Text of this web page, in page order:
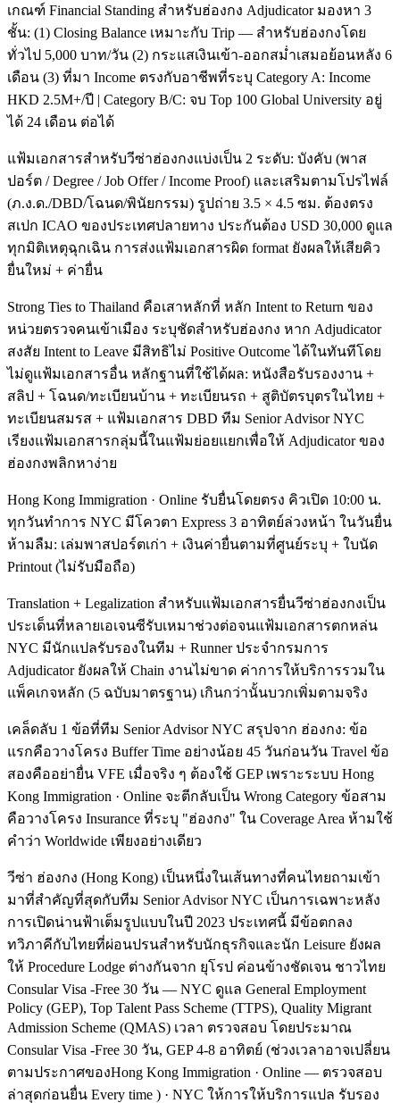
เกณฑ์ Financial Standing สำหรับฮ่องกง Adjudicator มองหา 3
ชั้น: (1) Closing Balance เหมาะกับ Trip — สำหรับฮ่องกงโดย
ทั่วไป 5,000 บาท/วัน (2) กระแสเงินเข้า-ออกสม่ำเสมอย้อนหลัง 6
เดือน (3) ที่มา Income ตรงกับอาชีพที่ระบุ Category A: Income
HKD 2.5M+/ปี | Category B/C: จบ Top 100 Global University อยู่
ได้ 24 เดือน ต่อได้
แฟ้มเอกสารสำหรับวีซ่าฮ่องกงแบ่งเป็น 2 ระดับ: บังคับ (พาส
ปอร์ต / Degree / Job Offer / Income Proof) และเสริมตามโปรไฟล์
(ภ.ง.ด./DBD/โฉนด/พินัยกรรม) รูปถ่าย 3.5 × 4.5 ซม. ต้องตรง
สเปก ICAO ของประเทศปลายทาง ประกันต้อง USD 30,000 ดูแล
ทุกมิติเหตุฉุกเฉิน การส่งแฟ้มเอกสารผิด format ยังผลให้เสียคิว
ยื่นใหม่ + ค่ายื่น
Strong Ties to Thailand คือเสาหลักที่ หลัก Intent to Return ของ
หน่วยตรวจคนเข้าเมือง ระบุชัดสำหรับฮ่องกง หาก Adjudicator
สงสัย Intent to Leave มีสิทธิไม่ Positive Outcome ได้ในทันทีโดย
ไม่ดูแฟ้มเอกสารอื่น หลักฐานที่ใช้ได้ผล: หนังสือรับรองงาน +
สลิป + โฉนด/ทะเบียนบ้าน + ทะเบียนรถ + สูติบัตรบุตรในไทย +
ทะเบียนสมรส + แฟ้มเอกสาร DBD ทีม Senior Advisor NYC
เรียงแฟ้มเอกสารกลุ่มนี้ในแฟ้มย่อยแยกเพื่อให้ Adjudicator ของ
ฮ่องกงพลิกหาง่าย
Hong Kong Immigration · Online รับยื่นโดยตรง คิวเปิด 10:00 น.
ทุกวันทำการ NYC มีโควตา Express 3 อาทิตย์ล่วงหน้า ในวันยื่น
ห้ามลืม: เล่มพาสปอร์ตเก่า + เงินค่ายื่นตามที่ศูนย์ระบุ + ใบนัด
Printout (ไม่รับมือถือ)
Translation + Legalization สำหรับแฟ้มเอกสารยื่นวีซ่าฮ่องกงเป็น
ประเด็นที่หลายเอเจนซีรับเหมาช่วงต่อจนแฟ้มเอกสารตกหล่น
NYC มีนักแปลรับรองในทีม + Runner ประจำกรมการ
Adjudicator ยังผลให้ Chain งานไม่ขาด ค่าการให้บริการรวมใน
แพ็คเกจหลัก (5 ฉบับมาตรฐาน) เกินกว่านั้นบวกเพิ่มตามจริง
เคล็ดลับ 1 ข้อที่ทีม Senior Advisor NYC สรุปจาก ฮ่องกง: ข้อ
แรกคือวางโครง Buffer Time อย่างน้อย 45 วันก่อนวัน Travel ข้อ
สองคืออย่ายื่น VFE เมื่อจริง ๆ ต้องใช้ GEP เพราะระบบ Hong
Kong Immigration · Online จะตีกลับเป็น Wrong Category ข้อสาม
คือวางโครง Insurance ที่ระบุ "ฮ่องกง" ใน Coverage Area ห้ามใช้
คำว่า Worldwide เพียงอย่างเดียว
วีซ่า ฮ่องกง (Hong Kong) เป็นหนึ่งในเส้นทางที่คนไทยถามเข้า
มาที่สำคัญที่สุดกับทีม Senior Advisor NYC เป็นการเฉพาะหลัง
การเปิดน่านฟ้าเต็มรูปแบบในปี 2023 ประเทศนี้ มีข้อตกลง
ทวิภาคีกับไทยที่ผ่อนปรนสำหรับนักธุรกิจและนัก Leisure ยังผล
ให้ Procedure Lodge ต่างกันจาก ยุโรป ค่อนข้างชัดเจน ชาวไทย
Consular Visa -Free 30 วัน — NYC ดูแล General Employment
Policy (GEP), Top Talent Pass Scheme (TTPS), Quality Migrant
Admission Scheme (QMAS) เวลา ตรวจสอบ โดยประมาณ
Consular Visa -Free 30 วัน, GEP 4-8 อาทิตย์ (ช่วงเวลาอาจเปลี่ยน
ตามประกาศของHong Kong Immigration · Online — ตรวจสอบ
ล่าสุดก่อนยื่น Every time ) · NYC ให้การให้บริการแปล รับรอง